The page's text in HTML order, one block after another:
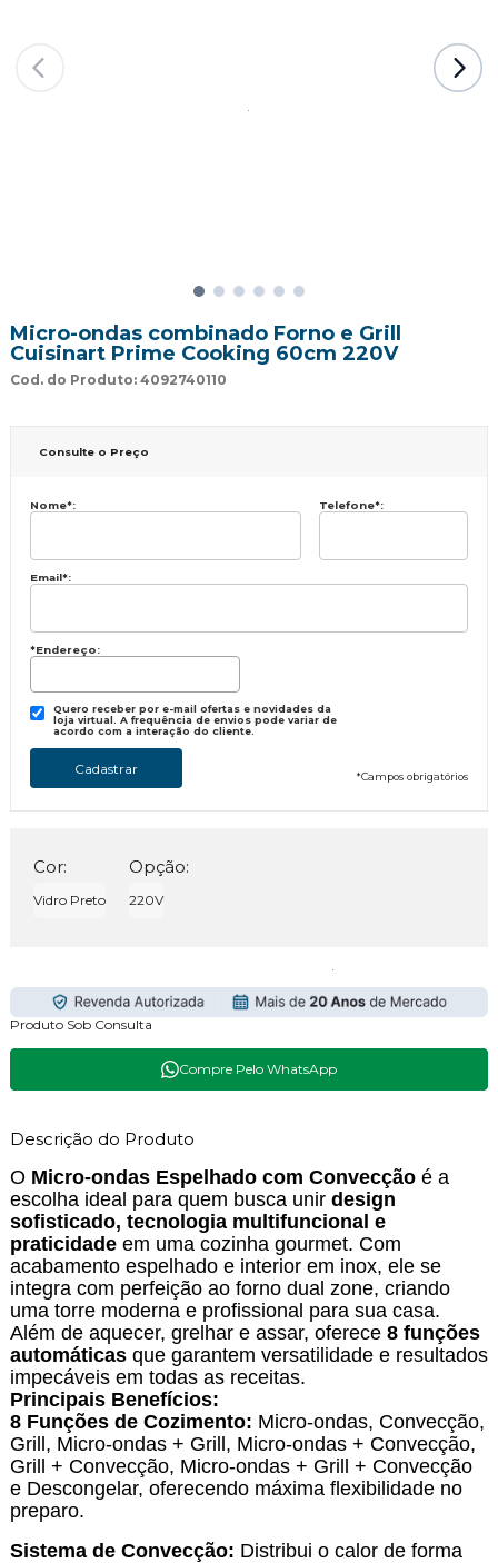
Micro-ondas combinado Forno e Grill
Cuisinart Prime Cooking 60cm 220V
Cod. do Produto: 4092740110
Consulte o Preço
Nome*: Telefone*:
Email*:
*Endereço:
Quero receber por e-mail ofertas e novidades da
loja virtual. A frequência de envios pode variar de
acordo com a interação do cliente.
*Campos obrigatórios
Cor:
Vidro Preto
Opção:
220V
Produto Sob Consulta
Compre Pelo WhatsApp
Descrição do Produto
O Micro-ondas Espelhado com Convecçãoé a
escolha ideal para quem busca unir design
sofisticado, tecnologia multifuncional e
praticidadeem uma cozinha gourmet. Com
acabamento espelhado e interior em inox, ele se
integra com perfeição ao forno dual zone, criando
uma torre moderna e profissional para sua casa.
Além de aquecer, grelhar e assar, oferece 8 funções
automáticasque garantem versatilidade e resultados
impecáveis em todas as receitas.
Principais Benefícios:
8 Funções de Cozimento: Micro-ondas, Convecção,
Grill, Micro-ondas + Grill, Micro-ondas + Convecção,
Grill + Convecção, Micro-ondas + Grill + Convecção
e Descongelar, oferecendo máxima flexibilidade no
preparo.
Sistema de Convecção: Distribui o calor de forma